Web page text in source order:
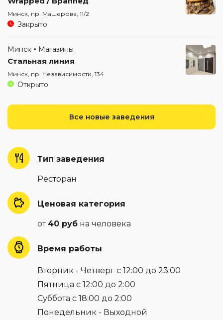
Тип заведения
Ресторан
Ценовая категория
от 40 руб на человека
Время работы
Вторник - Четверг с 12:00 до 23:00
Пятница с 12:00 до 2:00
Суббота с 18:00 до 2:00
Понедельник - Выходной
Минск, пр. Машерова, 11/2
Закрыто
Минск Магазины
Стальная линия
Минск, пр. Независимости, 134
Открыто
Все новые заведения